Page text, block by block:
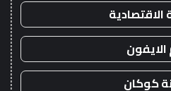
الاقتصادية
الايفون
كوكان